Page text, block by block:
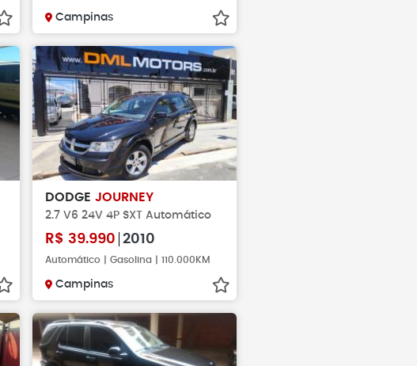
Campinas
DODGE JOURNEY
2.7 V6 24V 4P SXT Automático
R$ 39.990 2010
Automático | Gasolina | 110.000KM
Campinas